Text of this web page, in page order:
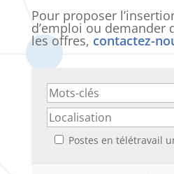
Pour proposer
d’emploi ou demander
les offres, contactez-
Postes en télétravail